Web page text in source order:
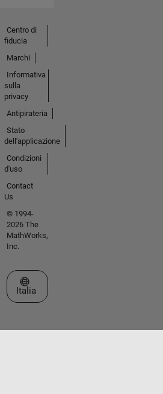
Centro di
fiducia
Marchi
Informativa
sulla
privacy
Antipirateria
Stato
dell'applicazione
Condizioni
d'uso
Contact
Us
© 1994-
2026 The
MathWorks,
Inc.
Seleziona un sito web
Italia